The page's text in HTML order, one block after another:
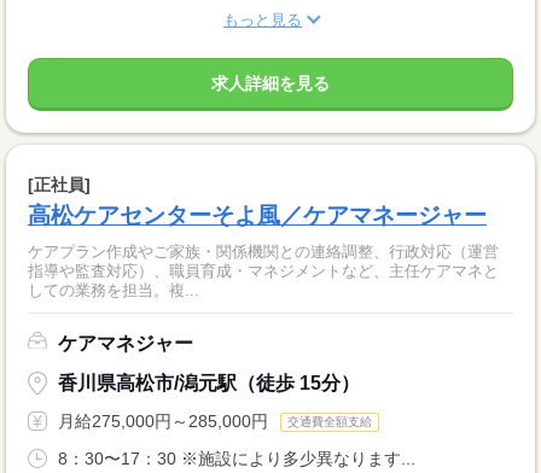
もっと見る
求人詳細を見る
[正社員]
高松ケアセンターそよ風／ケアマネージャー
ケアプラン作成やご家族・関係機関との連絡調整、行政対応（運営
指導や監査対応）、職員育成・マネジメントなど、主任ケアマネと
しての業務を担当。複...
ケアマネジャー
香川県高松市/潟元駅（徒歩 15分）
月給275,000円～285,000円 交通費全額支給
8：30〜17：30 ※施設により多少異なります...